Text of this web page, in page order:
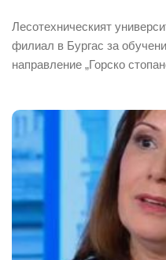
Лесотехническият
филиал в Бургас за
направление „Горско